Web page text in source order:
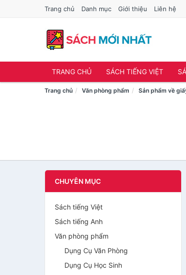
Trang chủ Danh mục Giới thiệu Liên hệ
TRANG CHỦ SÁCH TIẾNG VIỆT
Trang chủ Văn phòng phẩm Sản phẩm về
CHUYÊN MỤC
Sách tiếng Việt
Sách tiếng Anh
Văn phòng phẩm
Dụng Cụ Văn Phòng
Dụng Cụ Học Sinh